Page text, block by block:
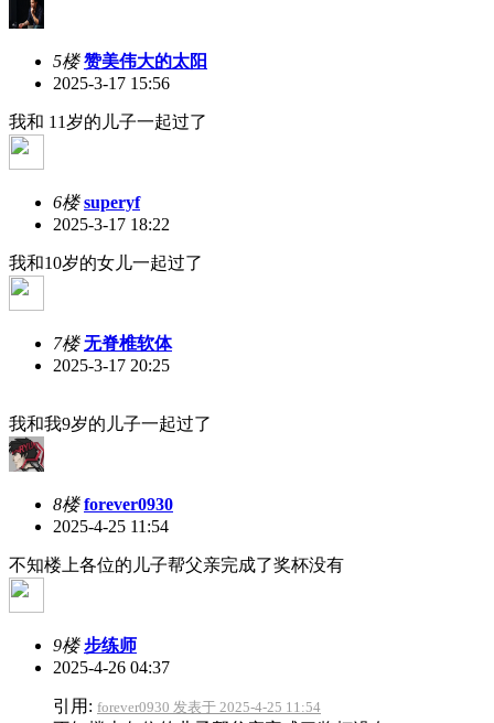
5楼 赞美伟大的太阳
2025-3-17 15:56
我和 11岁的儿子一起过了
6楼 superyf
2025-3-17 18:22
我和10岁的女儿一起过了
7楼 无脊椎软体
2025-3-17 20:25
我和我9岁的儿子一起过了
8楼 forever0930
2025-4-25 11:54
不知楼上各位的儿子帮父亲完成了奖杯没有
9楼 步练师
2025-4-26 04:37
引用: forever0930 发表于 2025-4-25 11:54